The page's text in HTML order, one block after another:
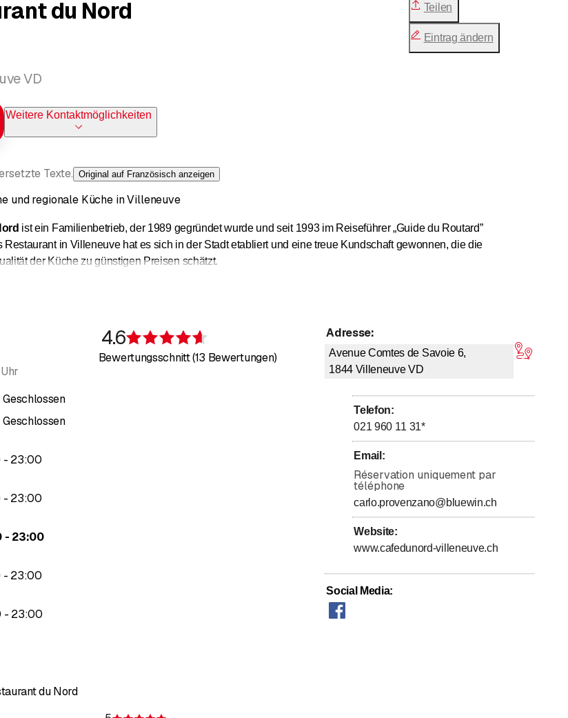
du Nord
VD
Weitere Kontaktmöglichkeiten
Teilen
Eintrag ändern
Texte. Original auf Französisch anzeigen
und regionale Küche in Villeneuve
ist ein Familienbetrieb, der 1989 gegründet wurde und seit 1993 im Reiseführer „Guide du Routard”
Restaurant in Villeneuve hat es sich in der Stadt etabliert und eine treue Kundschaft gewonnen, die die
der Küche zu günstigen Preisen schätzt.
werden mit
Tagesmenü für etwa 22.-genießen. Für gesellige Mahlzeiten mit der Familie oder Freunden bieten wir Ihnen
hausgemachten Pommes fritesaus frischen Kartoffeln haben schon viele Gäste überzeugt!
Ambiente und abwechslungsreiche Küche erwarten Sie in unserem Restaurant-Pizzeria, das über eine
Geschlossen
Geschlossen
- bis
23:00
- bis
23:00
- bis
23:00
- bis
23:00
- bis
23:00
4.6
Bewertungsschnitt (13 Bewertungen)
Adresse:
Avenue Comtes de Savoie 6,
1844 Villeneuve VD
Telefon:
021 960 11 31*
Email :
Réservation uniquement par
téléphone
carlo.provenzano@bluewin.ch
Website:
www.cafedunord-villeneuve.ch
Social Media:
du Nord